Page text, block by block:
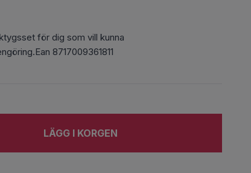
för dig som vill kunna
8717009361811
LÄGG I KORGEN